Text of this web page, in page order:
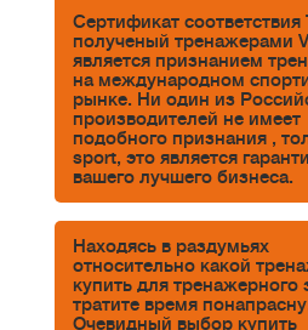
Сертификат соответствия
полученый тренажерами
является признанием
на международном
рынке. Ни один из
производителей не имеет
подобного признания ,
sport, это является
вашего лучшего бизнеса.
Находясь в раздумьях
относительно какой
купить для тренажерного
тратите время
Очевидный выбор купить